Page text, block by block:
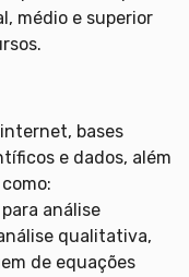
médio e superior
bases
e dados, além
análise
qualitativa,
de equações